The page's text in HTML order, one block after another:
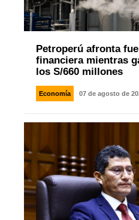
Petroperú afronta
financiera mientras
los S/660 millones
Economía 07 de agosto de